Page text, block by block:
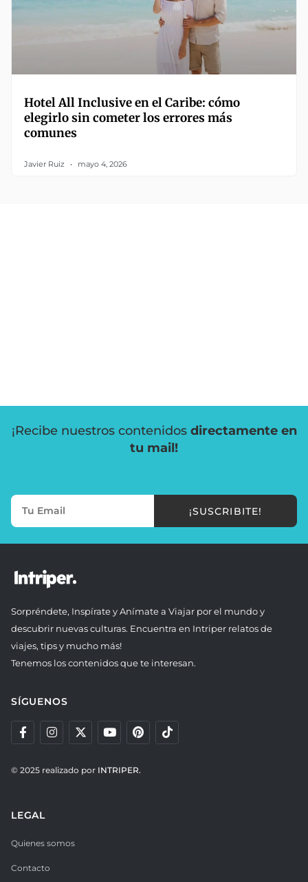
Hotel All Inclusive en el Caribe: cómo
elegirlo sin cometer los errores más
comunes
Javier Ruiz mayo 4, 2026
¡Recibe nuestros contenidos directamente en
tu mail!
¡SUSCRIBITE!
Sorpréndete, Inspírate y Anímate a Viajar por el mundo y
descubrir nuevas culturas. Encuentra en Intriper relatos de
viajes, tips y mucho más!
Tenemos los contenidos que te interesan.
SÍGUENOS
© 2025 realizado por INTRIPER.
LEGAL
Quienes somos
Contacto